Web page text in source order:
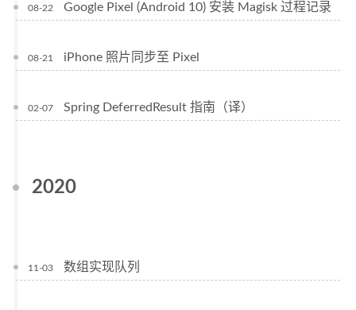
08-22 Google Pixel (Android 10) 安装 Magisk 过程记录
08-21 iPhone 照片同步至 Pixel
02-07 Spring DeferredResult 指南（译）
2020
11-03 数组实现队列